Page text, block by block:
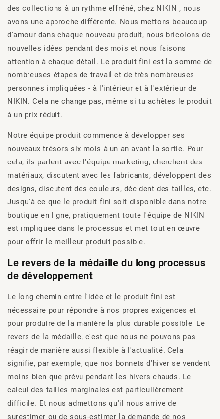
des collections à un rythme effréné, chez NIKIN , nous
avons une approche différente. Nous mettons beaucoup
d'amour dans chaque nouveau produit, nous bricolons de
nouvelles idées pendant des mois et nous faisons
attention à chaque détail. Le produit fini est la somme de
nombreuses étapes de travail et de très nombreuses
personnes impliquées - à l'intérieur et à l'extérieur de
NIKIN. Cela ne change pas, même si tu achètes le produit
à un prix réduit.
Notre équipe produit commence à développer ses
nouveaux trésors six mois à un an avant la sortie. Pour
cela, ils parlent avec l'équipe marketing, cherchent des
matériaux, discutent avec les fabricants, développent des
designs, discutent des couleurs, décident des tailles, etc.
Jusqu'à ce que le produit fini soit disponible dans notre
boutique en ligne, pratiquement toute l'équipe de NIKIN
est impliquée dans le processus et met tout en œuvre
pour offrir le meilleur produit possible.
Le revers de la médaille du long processus
de développement
Le long chemin entre l'idée et le produit fini est
nécessaire pour répondre à nos propres exigences et
pour produire de la manière la plus durable possible. Le
revers de la médaille, c'est que nous ne pouvons pas
réagir de manière aussi flexible à l'actualité. Cela
signifie, par exemple, que nos bonnets d'hiver se vendent
moins bien que prévu pendant les hivers chauds. Le
calcul des tailles marginales est particulièrement
difficile. Et nous admettons qu'il nous arrive de
surestimer ou de sous-estimer la demande de nos